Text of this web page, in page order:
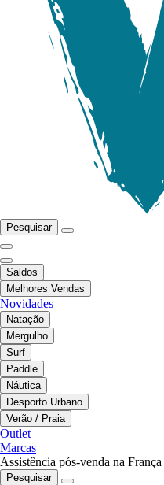
Pesquisar
Saldos
Melhores Vendas
Novidades
Natação
Mergulho
Surf
Paddle
Náutica
Desporto Urbano
Verão / Praia
Outlet
Marcas
Assistência pós-venda na França
Pesquisar